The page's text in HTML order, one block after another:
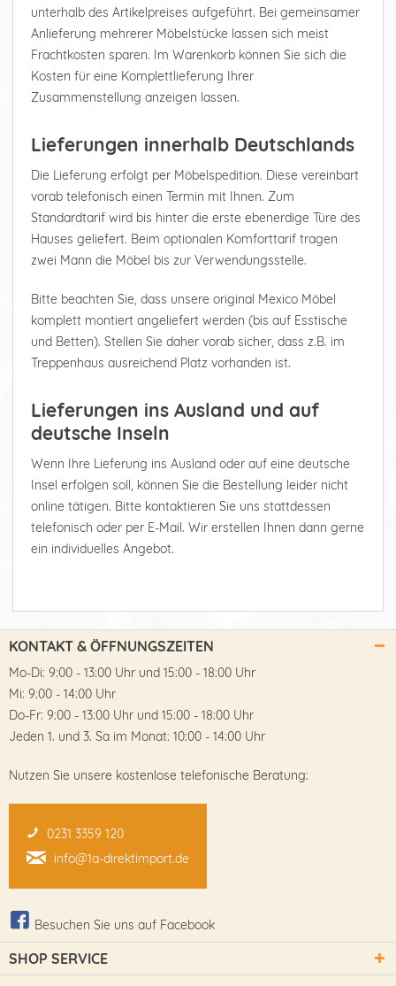
unterhalb des Artikelpreises aufgeführt. Bei gemeinsamer
Anlieferung mehrerer Möbelstücke lassen sich meist
Frachtkosten sparen. Im Warenkorb können Sie sich die
Kosten für eine Komplettlieferung Ihrer
Zusammenstellung anzeigen lassen.
Lieferungen innerhalb Deutschlands
Die Lieferung erfolgt per Möbelspedition. Diese vereinbart
vorab telefonisch einen Termin mit Ihnen. Zum
Standardtarif wird bis hinter die erste ebenerdige Türe des
Hauses geliefert. Beim optionalen Komforttarif tragen
zwei Mann die Möbel bis zur Verwendungsstelle.
Bitte beachten Sie, dass unsere original Mexico Möbel
komplett montiert angeliefert werden (bis auf Esstische
und Betten). Stellen Sie daher vorab sicher, dass z.B. im
Treppenhaus ausreichend Platz vorhanden ist.
Lieferungen ins Ausland und auf
deutsche Inseln
Wenn Ihre Lieferung ins Ausland oder auf eine deutsche
Insel erfolgen soll, können Sie die Bestellung leider nicht
online tätigen. Bitte kontaktieren Sie uns stattdessen
telefonisch oder per E-Mail. Wir erstellen Ihnen dann gerne
ein individuelles Angebot.
KONTAKT & ÖFFNUNGSZEITEN
Mo-Di: 9:00 - 13:00 Uhr und 15:00 - 18:00 Uhr
Mi: 9:00 - 14:00 Uhr
Do-Fr: 9:00 - 13:00 Uhr und 15:00 - 18:00 Uhr
Jeden 1. und 3. Sa im Monat: 10:00 - 14:00 Uhr
Nutzen Sie unsere kostenlose telefonische Beratung:
0231 3359 120
info@1a-direktimport.de
Besuchen Sie uns auf Facebook
SHOP SERVICE